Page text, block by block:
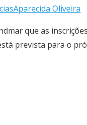
Aparecida Oliveira
que as
prevista para o